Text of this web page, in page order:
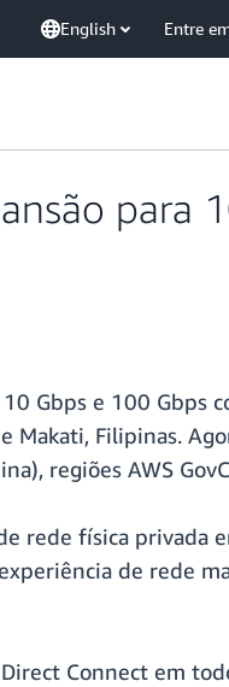
English Entre
para
Gbps e 100
Makati, Filipinas.
regiões AWS
rede física privada
de rede
Connect em